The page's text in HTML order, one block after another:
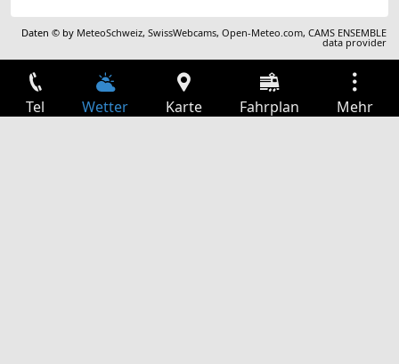
Daten © by MeteoSchweiz,SwissWebcams,Open-Meteo.com,CAMS ENSEMBLE
data provider
Tel Wetter Karte Fahrplan Mehr